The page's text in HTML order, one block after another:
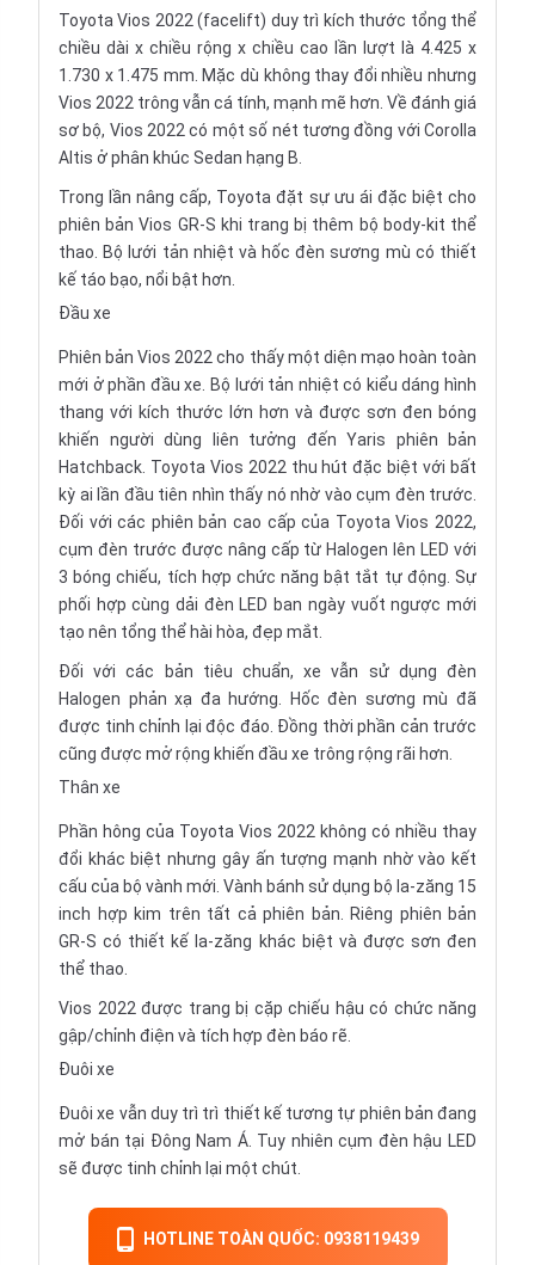
Toyota Vios 2022 (facelift) duy trì kích thước tổng thể
chiều dài x chiều rộng x chiều cao lần lượt là 4.425 x
1.730 x 1.475 mm. Mặc dù không thay đổi nhiều nhưng
Vios 2022 trông vẫn cá tính, mạnh mẽ hơn. Về đánh giá
sơ bộ, Vios 2022 có một số nét tương đồng với Corolla
Altis ở phân khúc Sedan hạng B.
Trong lần nâng cấp, Toyota đặt sự ưu ái đặc biệt cho
phiên bản Vios GR-S khi trang bị thêm bộ body-kit thể
thao. Bộ lưới tản nhiệt và hốc đèn sương mù có thiết
kế táo bạo, nổi bật hơn.
Đầu xe
Phiên bản Vios 2022 cho thấy một diện mạo hoàn toàn
mới ở phần đầu xe. Bộ lưới tản nhiệt có kiểu dáng hình
thang với kích thước lớn hơn và được sơn đen bóng
khiến người dùng liên tưởng đến Yaris phiên bản
Hatchback. Toyota Vios 2022 thu hút đặc biệt với bất
kỳ ai lần đầu tiên nhìn thấy nó nhờ vào cụm đèn trước.
Đối với các phiên bản cao cấp của Toyota Vios 2022,
cụm đèn trước được nâng cấp từ Halogen lên LED với
3 bóng chiếu, tích hợp chức năng bật tắt tự động. Sự
phối hợp cùng dải đèn LED ban ngày vuốt ngược mới
tạo nên tổng thể hài hòa, đẹp mắt.
Đối với các bản tiêu chuẩn, xe vẫn sử dụng đèn
Halogen phản xạ đa hướng. Hốc đèn sương mù đã
được tinh chỉnh lại độc đáo. Đồng thời phần cản trước
cũng được mở rộng khiến đầu xe trông rộng rãi hơn.
Thân xe
Phần hông của Toyota Vios 2022 không có nhiều thay
đổi khác biệt nhưng gây ấn tượng mạnh nhờ vào kết
cấu của bộ vành mới. Vành bánh sử dụng bộ la-zăng 15
inch hợp kim trên tất cả phiên bản. Riêng phiên bản
GR-S có thiết kế la-zăng khác biệt và được sơn đen
thể thao.
Vios 2022 được trang bị cặp chiếu hậu có chức năng
gập/chỉnh điện và tích hợp đèn báo rẽ.
Đuôi xe
Đuôi xe vẫn duy trì trì thiết kế tương tự phiên bản đang
mở bán tại Đông Nam Á. Tuy nhiên cụm đèn hậu LED
sẽ được tinh chỉnh lại một chút.
HOTLINE TOÀN QUỐC: 0938119439